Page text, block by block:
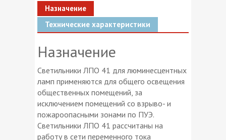
Назначение
Технические характеристики
Назначение
Светильники ЛПО 41 для люминесцентных
ламп применяются для общего освещения
общественных помещений, за
исключением помещений со взрыво- и
пожароопасными зонами по ПУЭ.
Светильники ЛПО 41 рассчитаны на
работу в сети переменного тока